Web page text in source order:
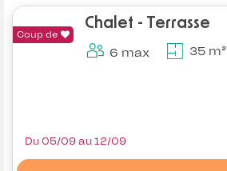
Coup de
Chalet - Terrasse
6 max 35 m²
Du 05/09 au 12/09